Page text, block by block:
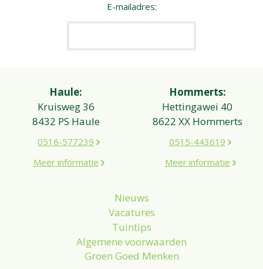
E-mailadres:
Haule:
Kruisweg 36
8432 PS Haule
0516-577239
Meer informatie
Hommerts:
Hettingawei 40
8622 XX Hommerts
0515-443619
Meer informatie
Nieuws
Vacatures
Tuintips
Algemene voorwaarden
Groen Goed Menken